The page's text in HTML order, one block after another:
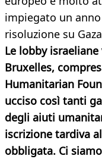
impiegato un
risoluzione su
Le lobby
Bruxelles,
Humanitarian
ucciso così tanti
degli aiuti
iscrizione tardiva
obbligata. Ci